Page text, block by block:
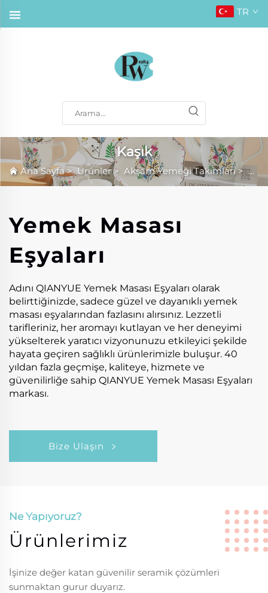
TR
Kaşık
Ana Sayfa>Ürünler> Akşam Yemeği Takımları>
Yemek Masası
Eşyaları
Adını QIANYUE Yemek Masası Eşyaları olarak
belirttiğinizde, sadece güzel ve dayanıklı yemek
masası eşyalarından fazlasını alırsınız. Lezzetli
tarifleriniz, her aromayı kutlayan ve her deneyimi
yükselterek yaratıcı vizyonunuzu etkileyici şekilde
hayata geçiren sağlıklı ürünlerimizle buluşur. 40
yıldan fazla geçmişe, kaliteye, hizmete ve
güvenilirliğe sahip QIANYUE Yemek Masası Eşyaları
markası.
Bize Ulaşın
Ne Yapıyoruz?
Ürünlerimiz
İşinize değer katan güvenilir seramik çözümleri
sunmaktan gurur duyarız.